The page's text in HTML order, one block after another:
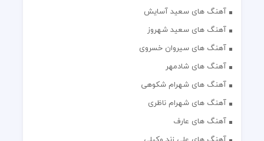
آهنگ های سعید آسایش
آهنگ های سعید شهروز
آهنگ های سیروان خسروی
آهنگ های شادمهر
آهنگ های شهرام شکوهی
آهنگ های شهرام ناظری
آهنگ های عارف